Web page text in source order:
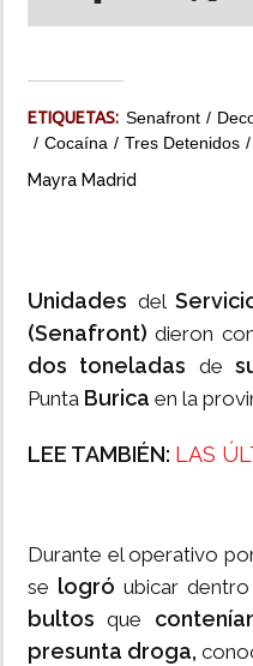
ETIQUETAS: Senafront
Cocaína
Tres Detenidos
Mayra Madrid
Unidades del
(Senafront) dieron
dos toneladas de
Punta Burica en la
LEE TAMBIÉN: LAS
Durante el operativo
se logró ubicar
bultos que
presunta droga,